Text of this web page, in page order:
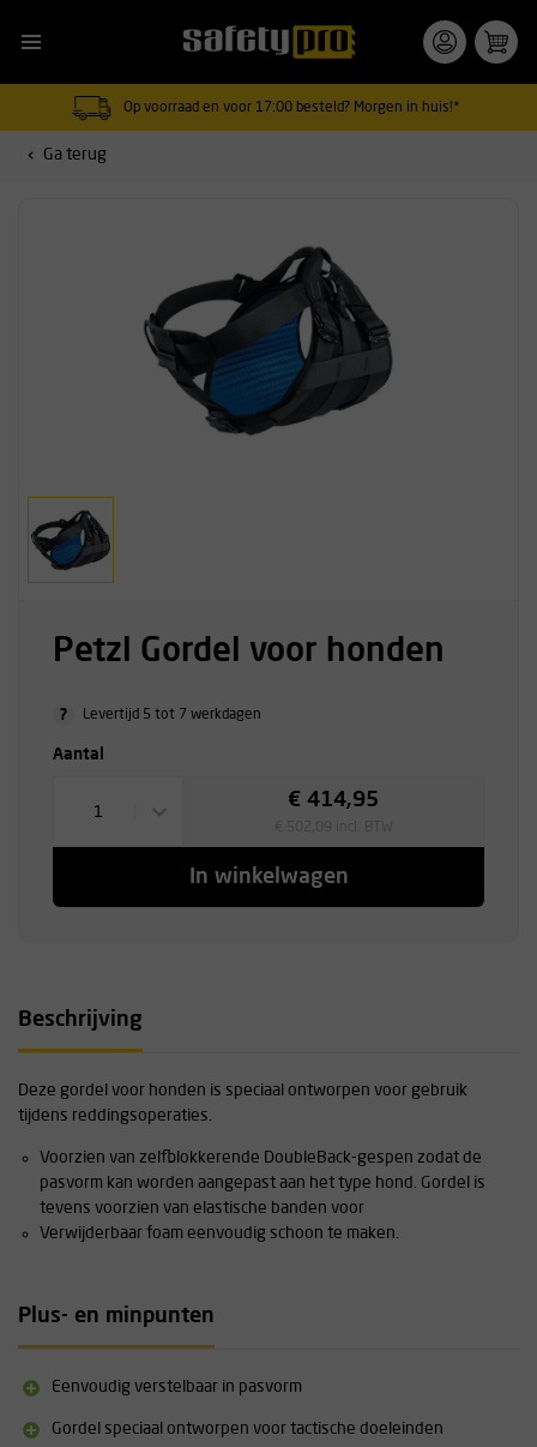
Op voorraad en voor 17:00 besteld? Morgen in huis!*
Ga terug
Petzl Gordel voor honden
? Levertijd 5 tot 7 werkdagen
Aantal
1
€ 414,95
In winkelwagen
Beschrijving
Deze gordel voor honden is speciaal ontworpen voor gebruik
tijdens reddingsoperaties.
Voorzien van zelfblokkerende DoubleBack-gespen zodat de
pasvorm kan worden aangepast aan het type hond. Gordel is
tevens voorzien van elastische banden voor
Verwijderbaar foam eenvoudig schoon te maken.
Plus- en minpunten
Eenvoudig verstelbaar in pasvorm
Gordel speciaal ontworpen voor tactische doeleinden